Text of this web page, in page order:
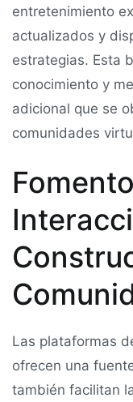
entretenimiento
actualizados y
estrategias. Esta
conocimiento y
adicional que se
comunidades
Las plataformas
ofrecen una
también facilitan